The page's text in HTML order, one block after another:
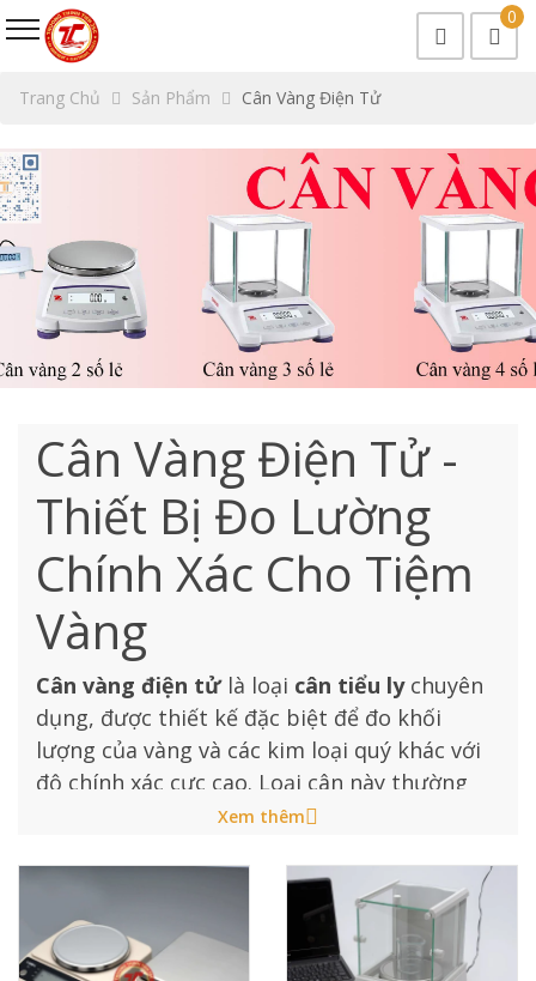
0
Trang Chủ Sản Phẩm Cân Vàng Điện Tử
Cân Vàng Điện Tử -
Thiết Bị Đo Lường
Chính Xác Cho Tiệm
Vàng
Cân vàng điện tửlà loại cân tiểu lychuyên
dụng, được thiết kế đặc biệt để đo khối
lượng của vàng và các kim loại quý khác với
độ chính xác cực cao. Loại cân này thường
được sử dụng trong các cửa hàng vàng, ngân
nghiệp liên quan đến kim loại quý.
Xem thêm